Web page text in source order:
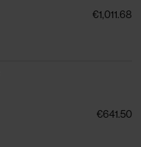
€1,011.68
€641.50